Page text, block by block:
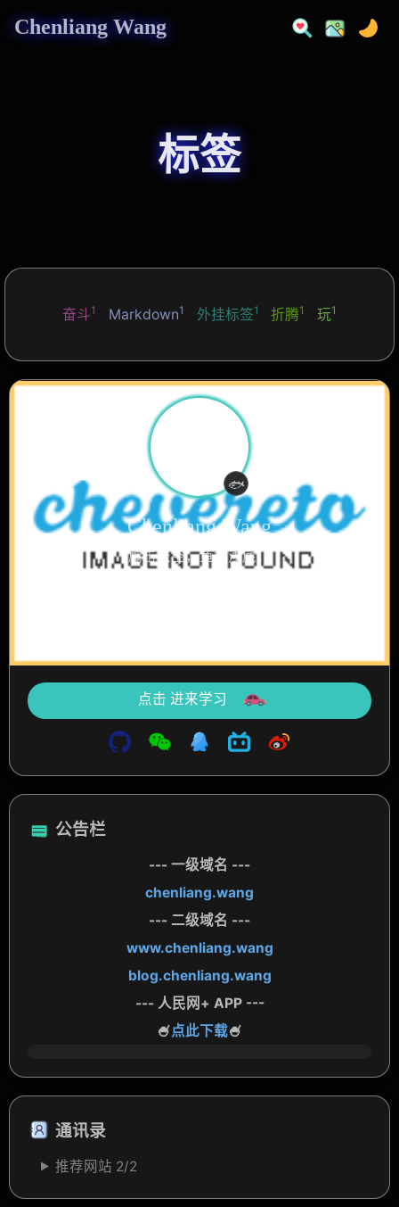
Chenliang Wang
标签
1 1 1 1
🐟认真摸鱼中
Chenliang Wang
鹰击长空，鱼翔浅底，
点击 进来学习
公告栏
--- 一级域名 ---
chenliang.wang
--- 二级域名 ---
www.chenliang.wang
blog.chenliang.wang
--- 人民网+ APP ---
🍧点此下载🍧
通讯录
推荐网站 2/2